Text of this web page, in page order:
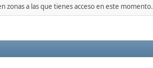
zonas a las que tienes acceso en este momento.